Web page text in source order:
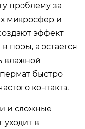
проблему за
микросфер и
эффект
поры, а остается
влажной
быстро
контакта.
и сложные
уходит в